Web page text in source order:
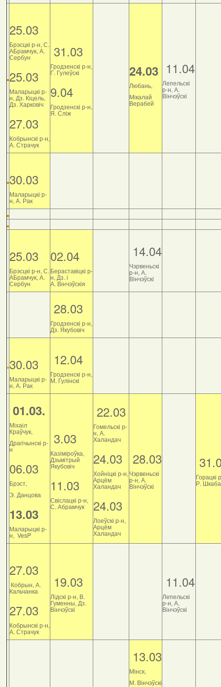
25.03
Брэсцкі р-н, С.
АБрамчук, А.
Сербун
25.03
Маларыцкі р-
н, Дз. Кіцель,
Дз. Харковіч
27.03
Кобрынскі р-н,
А. Страчук
31.03
Гродзенскі р-н,
Г. Гулеўскі
9.04
Гродзенскі р-н,
Я. Сліж
24.03
Любань,
Мікалай
Верабей
11.04
Лепельскі
р-н, А.
Вінчэўскі
30.03
Маларыцкі р-
н, А. Рак
25.03
Брэсцкі р-н, С.
АБрамчук, А.
Сербун
02.04
Бераставіцкі р-
н, Дз. і
А. Вінчэўскія
14.04
Чэрвеньскі
р-н, А.
Вінчэўскі
28.03
Гродзенскі р-н,
Дз. Якубовіч
30.03
Маларыцкі р-
н, А. Рак
12.04
Гродзенскі р-н,
М. Гулінскі
01.03.
Міхаіл
Краўчук,
Драгічынскі р-
н
06.03
Брэст,
Э. Данцова
13.03
Маларыцкі р-
н, VesP
3.03
Казіміроўка,
Дзьмітрый
Якубовіч
11.03
Свіслацкі р-н,
С. Абрамчук
22.03
Гомельскі р-
н, А.
Халандач
24.03
Хойніцкі р-н,
Арцём
Халандач
24.03
Лоеўскі р-н,
Арцём
Халандач
28.03
Чэрвеньскі
р-н, А.
Вінчэўскі
Горацкі
Р.
27.03
Кобрын, А.
Кальчанка
27.03
Кобрынскі р-н,
А. Страчук
19.03
Лідскі р-н, В.
Гуменны, Дз.
Вінчэўскі
11.04
Лепельскі
р-н, А.
Вінчэўскі
13.03
Мінск,
М. Вінчэўскі